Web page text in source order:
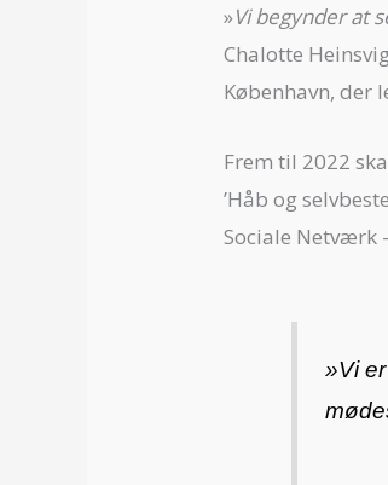
»Vi begynder at
Chalotte
København, der
Frem til 2022
’Håb og
Sociale Netværk
»Vi